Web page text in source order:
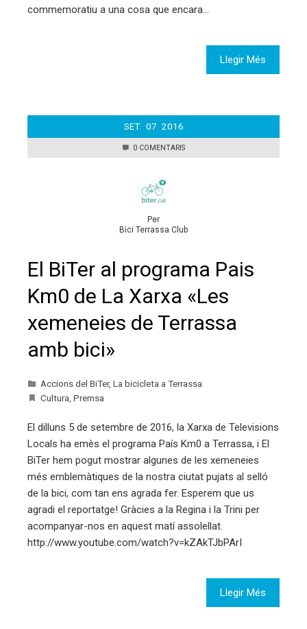
commemoratiu a una cosa que encara…
Llegir Més
SET. 07 2016
0 COMENTARIS
Per
Bici Terrassa Club
El BiTer al programa Pais
Km0 de La Xarxa «Les
xemeneies de Terrassa
amb bici»
Accions del BiTer, La bicicleta a Terrassa
Cultura Premsa
El dilluns 5 de setembre de 2016, la Xarxa de Televisions
Locals ha emès el programa País Km0 a Terrassa, i El
BiTer hem pogut mostrar algunes de les xemeneies
més emblemàtiques de la nostra ciutat pujats al selló
de la bici, com tan ens agrada fer. Esperem que us
agradi el reportatge! Gràcies a la Regina i la Trini per
acompanyar-nos en aquest matí assolellat.
http://www.youtube.com/watch?v=kZAkTJbPArI
Llegir Més